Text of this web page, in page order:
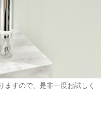
ますので、是非一度お試しく